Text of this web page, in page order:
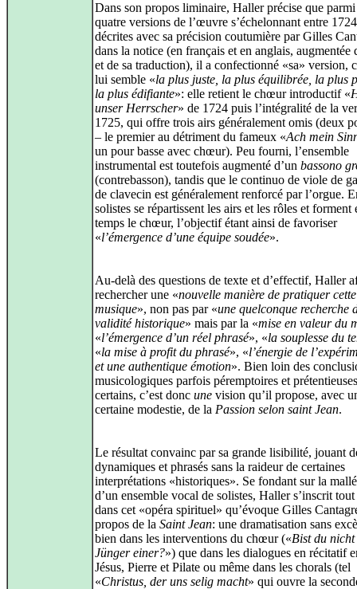
Dans son propos liminaire, Haller précise que parmi
quatre versions de l’œuvre s’échelonnant entre
décrites avec sa précision coutumière par Gilles
dans la notice (en français et en anglais, augmentée
et de sa traduction), il a confectionné «sa» version,
lui semble «la plus juste, la plus équilibrée, la plus
la plus édifiante»: elle retient le chœur introductif «
unser Herrscher» de 1724 puis l’intégralité de la
1725, qui offre trois airs généralement omis (deux
– le premier au détriment du fameux «Ach mein
un pour basse avec chœur). Peu fourni, l’ensemble
instrumental est toutefois augmenté d’un bassono
(contrebasson), tandis que le continuo de viole de
de clavecin est généralement renforcé par l’orgue.
solistes se répartissent les airs et les rôles et forment
temps le chœur, l’objectif étant ainsi de favoriser
«l’émergence d’une équipe soudée».
Au-delà des questions de texte et d’effectif, Haller
rechercher une «nouvelle manière de pratiquer cette
musique», non pas par «une quelconque recherche
validité historique» mais par la «mise en valeur du
«l’émergence d’un réel phrasé», «la souplesse du
«la mise à profit du phrasé», «l’énergie de
et une authentique émotion». Bien loin des
musicologiques parfois péremptoires et
certains, c’est donc une vision qu’il propose, avec
certaine modestie, de la Passion selon saint Jean.
Le résultat convainc par sa grande lisibilité, jouant
dynamiques et phrasés sans la raideur de certaines
interprétations «historiques». Se fondant sur la
d’un ensemble vocal de solistes, Haller s’inscrit
dans cet «opéra spirituel» qu’évoque Gilles
propos de la Saint Jean: une dramatisation sans
bien dans les interventions du chœur («Bist du nicht
Jünger einer?») que dans les dialogues en récitatif
Jésus, Pierre et Pilate ou même dans les chorals (tel
«Christus, der uns selig macht» qui ouvre la